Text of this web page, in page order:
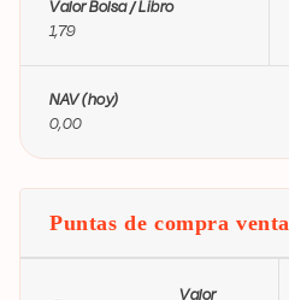
Valor Bolsa / Libro
1,79
NAV (hoy)
0,00
Puntas de compra venta
Valor